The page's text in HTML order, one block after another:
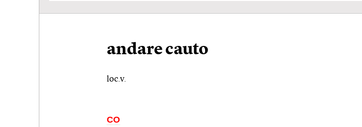
andare cauto
loc.v.
CO